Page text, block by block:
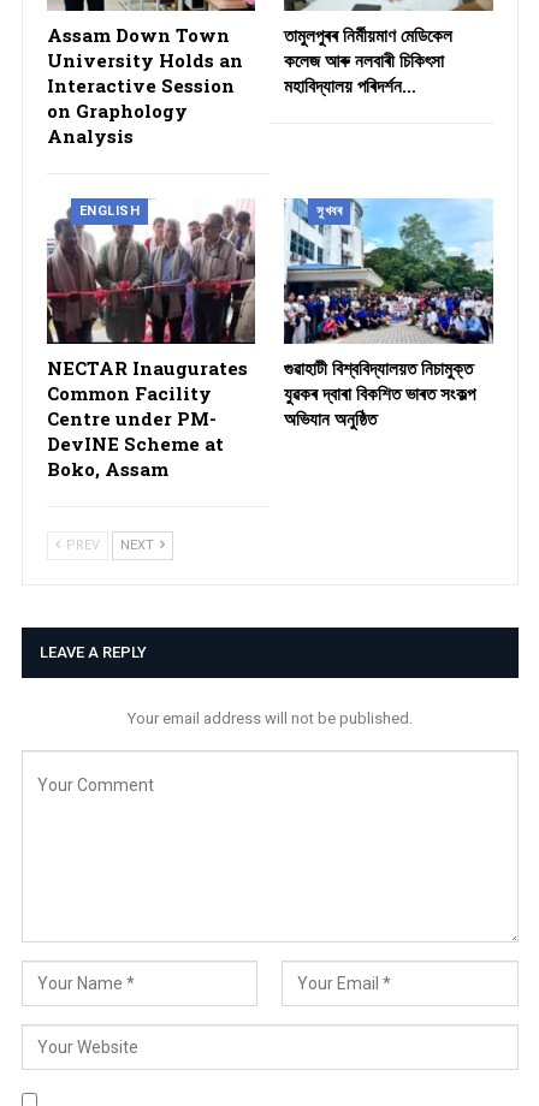
Assam Down Town
University Holds an
Interactive Session
on Graphology
Analysis
তামুলপুৰৰ নিৰ্মীয়মাণ মেডিকেল
কলেজ আৰু নলবাৰী চিকিৎসা
মহাবিদ্যালয় পৰিদৰ্শন…
ENGLISH
NECTAR Inaugurates
Common Facility
Centre under PM-
DevINE Scheme at
Boko, Assam
সুখবৰ
গুৱাহাটী বিশ্ববিদ্যালয়ত নিচামুক্ত
যুৱকৰ দ্বাৰা বিকশিত ভাৰত সংকল্প
অভিযান অনুষ্ঠিত
PREV NEXT
LEAVE A REPLY
Your email address will not be published.